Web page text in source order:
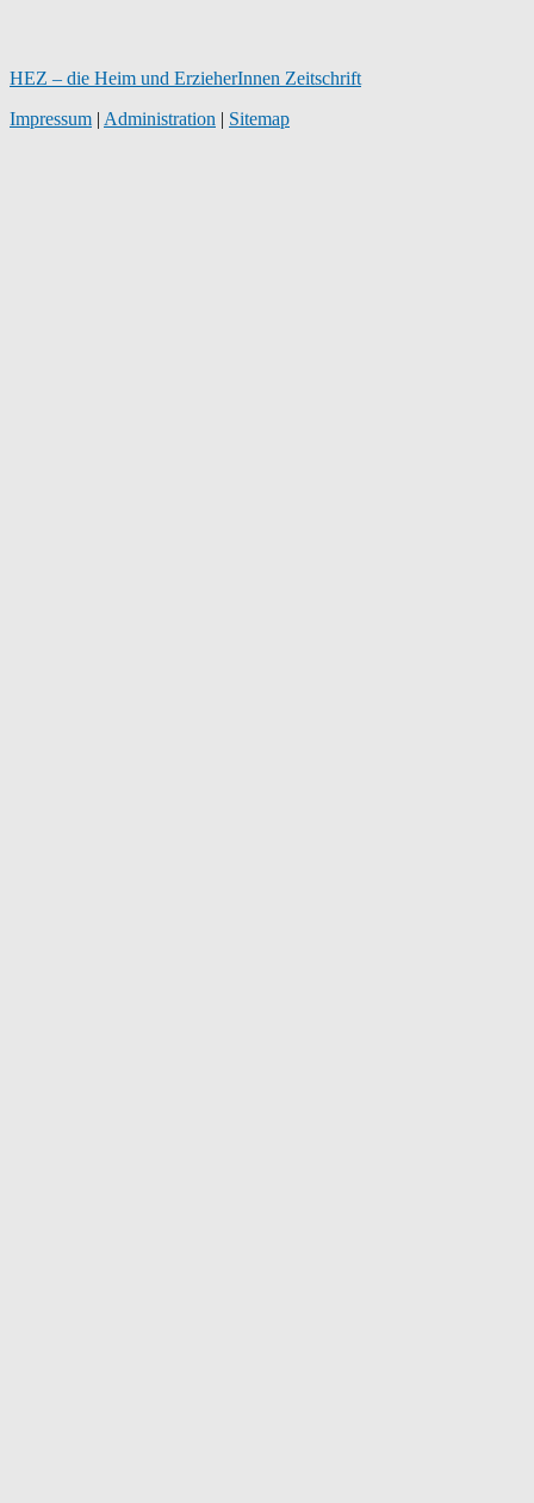
HEZ – die Heim und ErzieherInnen Zeitschrift
Impressum | Administration | Sitemap